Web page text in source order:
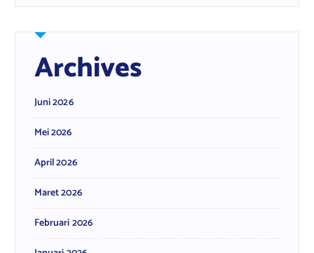
Archives
Juni 2026
Mei 2026
April 2026
Maret 2026
Februari 2026